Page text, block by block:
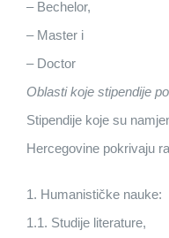
– Bechelor,
– Master i
– Doctor
Oblasti koje stipendije
Stipendije koje su
Hercegovine pokrivaju
1. Humanističke nauke:
1.1. Studije literature,